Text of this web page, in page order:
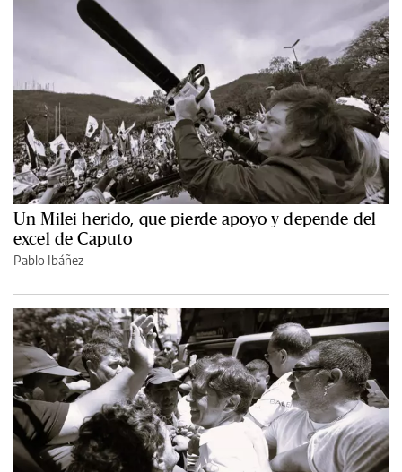
Un Milei herido, que pierde apoyo y depende del
excel de Caputo
Pablo Ibáñez